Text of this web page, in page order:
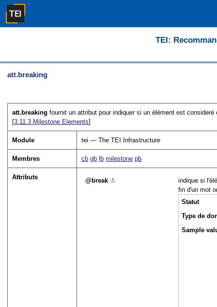
TEI:
att.breaking
att.breaking fournit un attribut pour indiquer si un élément est
[3.11.3 Milestone Elements]
Module tei — The TEI Infrastructure
Membres cb gb lb milestone pb
Attributs break ⚓︎
indique si
fin d'un mot
Statut
Type de
Sample